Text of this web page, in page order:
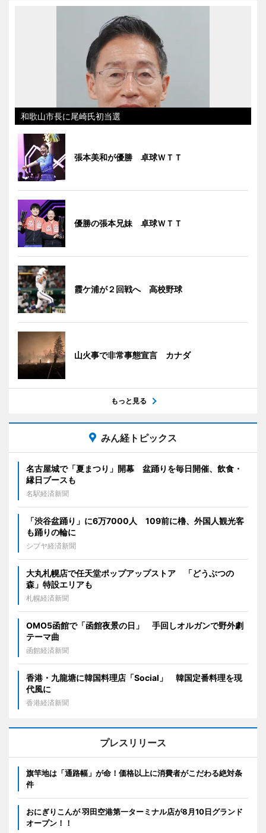
和歌山市長に尾崎氏初当選
張本美和が優勝 卓球ＷＴＴ
優勝の張本兄妹 卓球ＷＴＴ
霞ケ浦が２回戦へ 高校野球
山火事で非常事態宣言 カナダ
もっと見る
みん経トピックス
名古屋城で「夏まつり」開幕 盆踊りを毎日開催、飲食・
縁日ブースも
名駅経済新聞
「渋谷盆踊り」に6万7000人 109前に櫓、外国人観光客
も踊りの輪に
シブヤ経済新聞
大丸札幌店で任天堂ポップアップストア 「どうぶつの
森」特設エリアも
札幌経済新聞
OMO5函館で「函館夜景の日」 手回しオルガンで野外劇
テーマ曲
函館経済新聞
香港・九龍塘に韓国料理店「Social」 韓国定番料理を現
代風に
香港経済新聞
プレスリリース
旗竿地は「通路幅」が命！価格以上に消費者がこだわる絶対条
件
おにぎりこんが 羽田空港第一ターミナル店が8月10日グランド
オープン！！